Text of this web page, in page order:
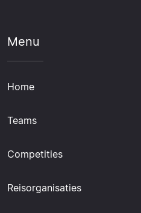
Menu
Home
Teams
Competities
Reisorganisaties